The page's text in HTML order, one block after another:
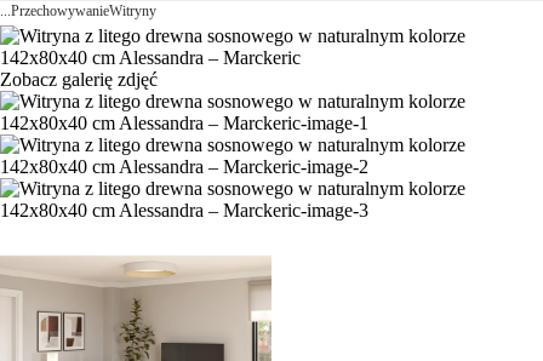
...PrzechowywanieWitryny
Zobacz galerię zdjęć